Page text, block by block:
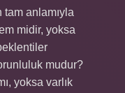
tam anlamıyla
midir, yoksa
mudur?
yoksa varlık